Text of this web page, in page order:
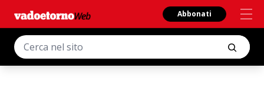
Abbonati